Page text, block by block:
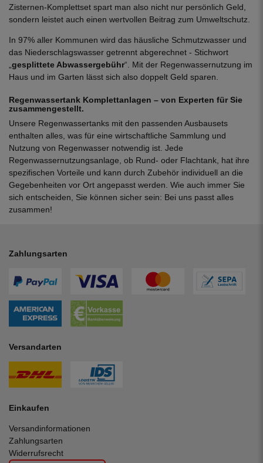
Zisternen-Komplettset spart man also nicht nur persönlich Geld,
sondern leistet auch einen wertvollen Beitrag zum Umweltschutz.
In 97% aller Kommunen wird das häusliche Schmutzwasser und
das Niederschlagswasser getrennt abgerechnet - Stichwort
gesplittete Abwassergebühr“. Mit der Regenwassernutzung im
Haus und im Garten lässt sich also doppelt Geld sparen.
Regenwassertank Komplettanlagen – von Experten für Sie
zusammengestellt.
Unsere Regenwassertanks mit den passenden Ausbausets
enthalten alles, was für eine wirtschaftliche Sammlung und
Nutzung von Regenwasser notwendig ist. Jede
Regenwassernutzungsanlage, ob Rund- oder Flachtank, hat ihre
spezifischen Vorteile und kann durch Zubehör individuell an die
Gegebenheiten vor Ort angepasst werden. Wie auch immer Sie
sich entscheiden, Sie können sicher sein: Bei uns passt alles
zusammen!
Zahlungsarten
Versandarten
Einkaufen
Versandinformationen
Zahlungsarten
Widerrufsrecht